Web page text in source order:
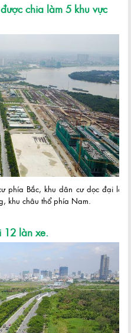
chia làm 5 khu vực
phía Bắc, khu dân cư dọc đại lộ
khu châu thổ phía Nam.
làn xe.